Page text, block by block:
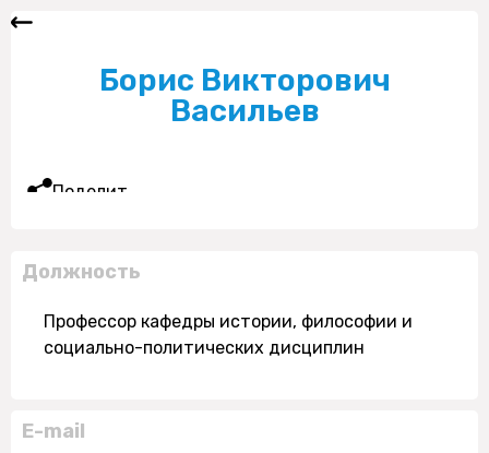
Борис Викторович
Васильев
Поделиться
Должность
Профессор кафедры истории, философии и
социально-политических дисциплин
E-mail